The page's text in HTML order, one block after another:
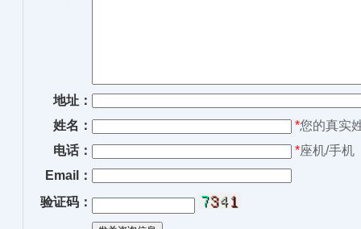
地址：
姓名：
*您的真实
电话：
*座机/手机
Email：
验证码：